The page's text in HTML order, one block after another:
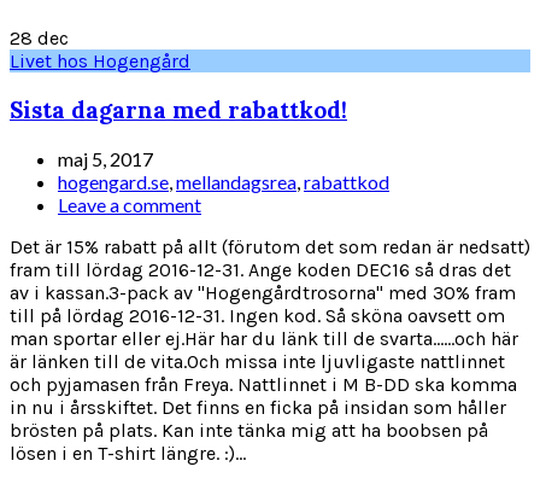
28 dec
Livet hos Hogengård
Sista dagarna med rabattkod!
maj 5, 2017
hogengard.se,mellandagsrea,rabattkod
Leave a comment
Det är 15% rabatt på allt (förutom det som redan är nedsatt)
fram till lördag 2016-12-31. Ange koden DEC16 så dras det
av i kassan.3-pack av "Hogengårdtrosorna" med 30% fram
till på lördag 2016-12-31. Ingen kod. Så sköna oavsett om
man sportar eller ej.Här har du länk till de svarta......och här
är länken till de vita.Och missa inte ljuvligaste nattlinnet
och pyjamasen från Freya. Nattlinnet i M B-DD ska komma
in nu i årsskiftet. Det finns en ficka på insidan som håller
brösten på plats. Kan inte tänka mig att ha boobsen på
lösen i en T-shirt längre. :)...